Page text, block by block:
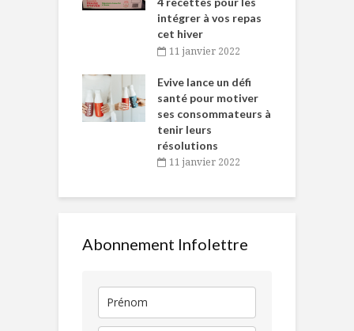
intégrer à vos repas
cet hiver
11 janvier 2022
Evive lance un défi
santé pour motiver
ses consommateurs à
tenir leurs
résolutions
11 janvier 2022
Abonnement Infolettre